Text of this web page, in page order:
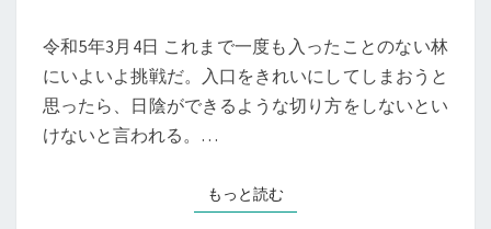
山
ホ
ダ
令和5年3月4日 これまで一度も入ったことのない林
にいよいよ挑戦だ。入口をきれいにしてしまおうと
思ったら、日陰ができるような切り方をしないとい
けないと言われる。…
もっと読むもっと読む